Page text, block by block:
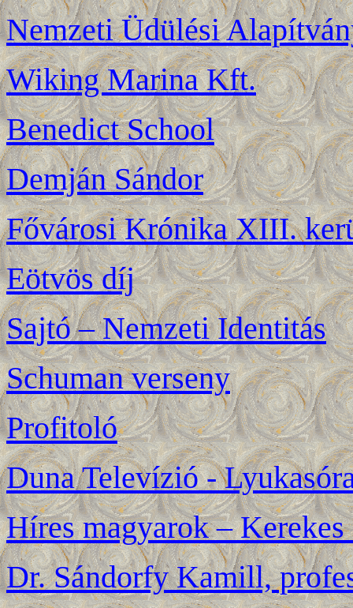
Nemzeti Üdülési
Wiking Marina Kft.
Benedict School
Demján Sándor
Fővárosi Krónika XIII.
Eötvös díj
Sajtó – Nemzeti Identitás
Schuman verseny
Profitoló
Duna Televízió -
Híres magyarok – Kerekes
Dr. Sándorfy Kamill,